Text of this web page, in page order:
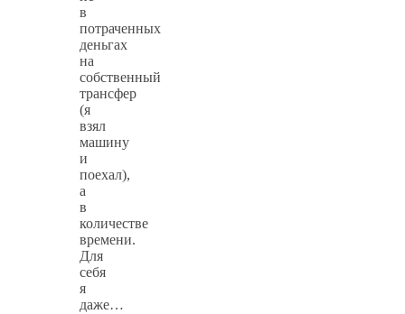
в
потраченных
деньгах
на
собственный
трансфер
(я
взял
машину
и
поехал),
а
в
количестве
времени.
Для
себя
я
даже…